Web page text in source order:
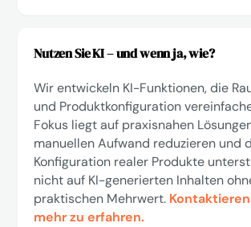
Nutzen Sie KI – und wenn ja, wie?
Wir entwickeln KI-Funktionen, die
und Produktkonfiguration
Fokus liegt auf praxisnahen
manuellen Aufwand reduzieren und
Konfiguration realer Produkte
nicht auf KI-generierten Inhalten
praktischen Mehrwert.
mehr zu erfahren.